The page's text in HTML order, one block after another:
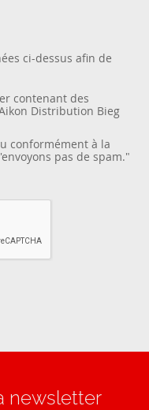
ci-dessus afin de
contenant des
Distribution Bieg
conformément à la
pas de spam."
newsletter